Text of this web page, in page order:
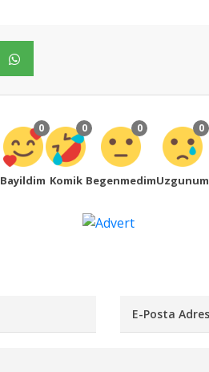
0
Bayildim
0
Komik
0
Begenmedim
0
Uzgunum